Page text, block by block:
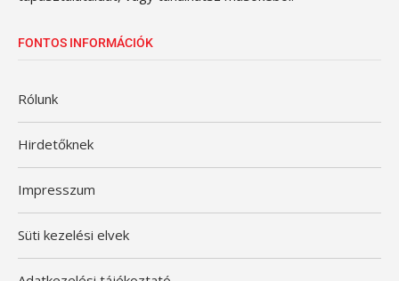
FONTOS INFORMÁCIÓK
Rólunk
Hirdetőknek
Impresszum
Süti kezelési elvek